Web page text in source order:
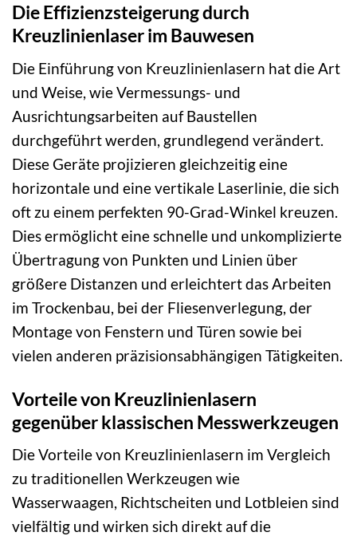
Die Effizienzsteigerung durch
Kreuzlinienlaser im Bauwesen
Die Einführung von Kreuzlinienlasern hat die Art
und Weise, wie Vermessungs- und
Ausrichtungsarbeiten auf Baustellen
durchgeführt werden, grundlegend verändert.
Diese Geräte projizieren gleichzeitig eine
horizontale und eine vertikale Laserlinie, die sich
oft zu einem perfekten 90-Grad-Winkel kreuzen.
Dies ermöglicht eine schnelle und unkomplizierte
Übertragung von Punkten und Linien über
größere Distanzen und erleichtert das Arbeiten
im Trockenbau, bei der Fliesenverlegung, der
Montage von Fenstern und Türen sowie bei
vielen anderen präzisionsabhängigen Tätigkeiten.
Vorteile von Kreuzlinienlasern
gegenüber klassischen Messwerkzeugen
Die Vorteile von Kreuzlinienlasern im Vergleich
zu traditionellen Werkzeugen wie
Wasserwaagen, Richtscheiten und Lotbleien sind
vielfältig und wirken sich direkt auf die